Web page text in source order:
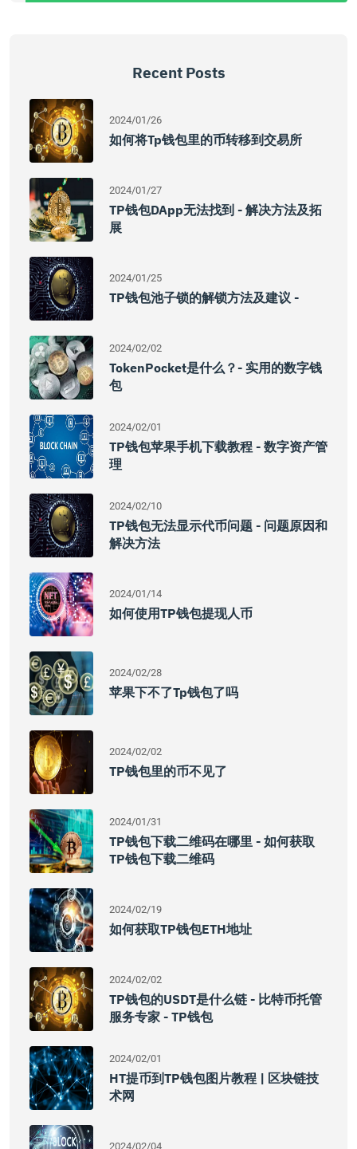
Recent Posts
2024/01/26
如何将tp钱包里的币转移到交易所
2024/01/27
TP钱包DApp无法找到 - 解决方法及拓
展
2024/01/25
TP钱包池子锁的解锁方法及建议 -
2024/02/02
TokenPocket是什么？- 实用的数字钱
包
2024/02/01
TP钱包苹果手机下载教程 - 数字资产管
理
2024/02/10
TP钱包无法显示代币问题 - 问题原因和
解决方法
2024/01/14
如何使用TP钱包提现人币
2024/02/28
苹果下不了tp钱包了吗
2024/02/02
TP钱包里的币不见了
2024/01/31
TP钱包下载二维码在哪里 - 如何获取
TP钱包下载二维码
2024/02/19
如何获取TP钱包ETH地址
2024/02/02
TP钱包的USDT是什么链 - 比特币托管
服务专家 - TP钱包
2024/02/01
HT提币到TP钱包图片教程 | 区块链技
术网
2024/02/04